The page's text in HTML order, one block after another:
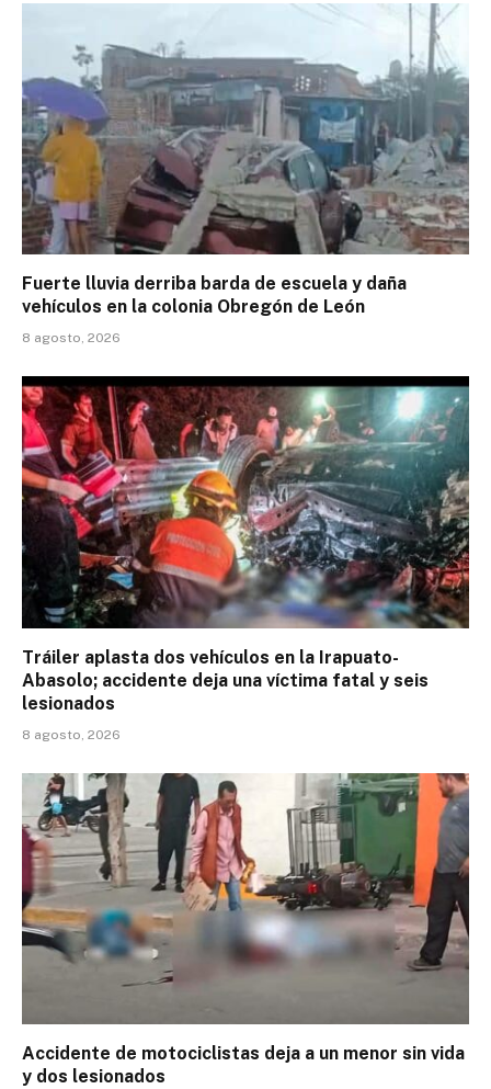
Fuerte lluvia derriba barda de escuela y daña
vehículos en la colonia Obregón de León
8 agosto, 2026
Tráiler aplasta dos vehículos en la Irapuato-
Abasolo; accidente deja una víctima fatal y seis
lesionados
8 agosto, 2026
Accidente de motociclistas deja a un menor sin vida
y dos lesionados